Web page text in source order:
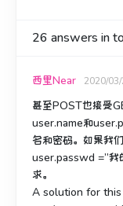
26 answers in
西里Near 2020/
甚至POST也接受
user.name和
名和密码。 如果我
user.passwd =”我
求。
A solution for